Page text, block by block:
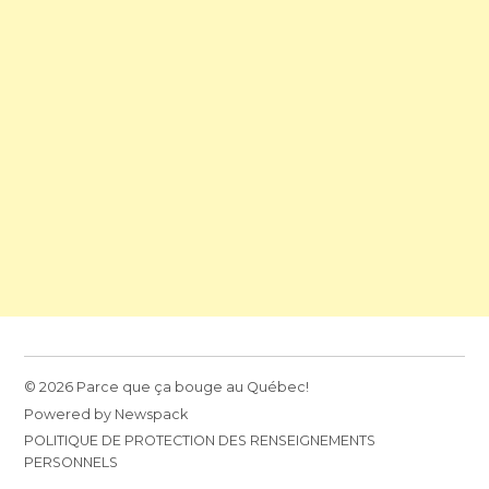
© 2026 Parce que ça bouge au Québec!
Powered by Newspack
POLITIQUE DE PROTECTION DES RENSEIGNEMENTS
PERSONNELS